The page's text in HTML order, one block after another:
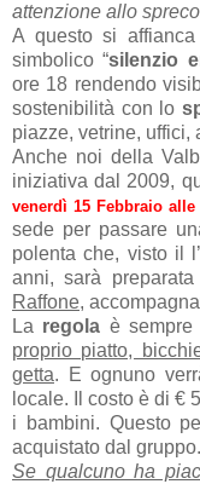
attenzione allo
A questo si
simbolico “silenzio
ore 18 rendendo
sostenibilità con lo
piazze, vetrine, uffici,
Anche noi della
iniziativa dal 2009,
venerdì 15 Febbraio alle
sede per passare
polenta che, visto il
anni, sarà
Raffone,
La regola è sempre
proprio piatto,
getta. E ognuno
locale. Il costo è di €
i bambini. Questo
acquistato dal gruppo.
Se qualcuno ha